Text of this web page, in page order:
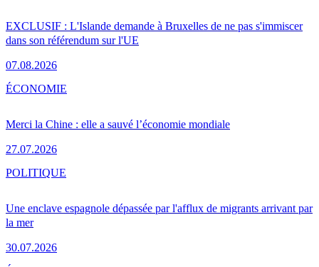
EXCLUSIF : L'Islande demande à Bruxelles de ne pas s'immiscer
dans son référendum sur l'UE
07.08.2026
Merci la Chine : elle a sauvé l’économie mondiale
27.07.2026
ÉCONOMIE
Une enclave espagnole dépassée par l'afflux de migrants arrivant par
la mer
30.07.2026
POLITIQUE